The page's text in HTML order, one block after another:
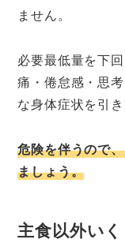
ません。
必要最低量を下
痛・倦怠感・思
な身体症状を引
危険を伴うので
ましょう。
主食以外い